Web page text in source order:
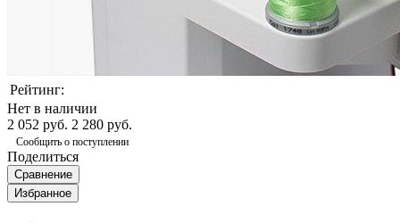
Рейтинг:
Нет в наличии
2 052 руб. 2 280 руб.
Сообщить о поступлении
Поделиться
Сравнение
Избранное